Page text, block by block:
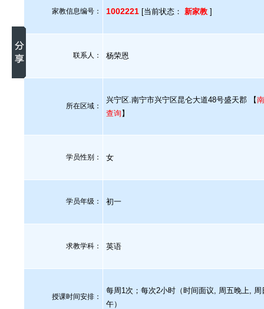
家教信息编号： 1002221 [当前状态： 新家教 ]
联系人： 杨荣恩
所在区域：
兴宁区.南宁市兴宁区昆仑大道48号盛天郡 【
查询 】
学员性别： 女
学员年级： 初一
求教学科： 英语
授课时间安排：
每周1次；每次2小时（时间面议, 周五晚上, 周
午）